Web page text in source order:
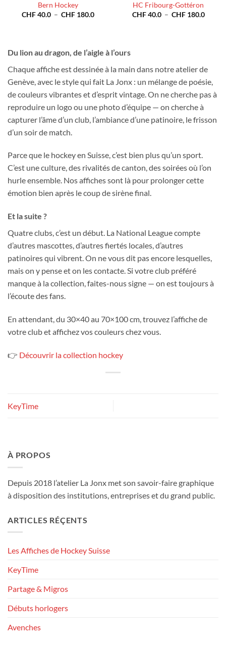
Bern Hockey
CHF40.0 – CHF180.0Plage
HC Fribourg-Gottéron
CHF40.0 – CHF180.0Plage
Du lion au dragon, de l’aigle à l’ours
Chaque affiche est dessinée à la main dans notre atelier de
Genève, avec le style qui fait La Jonx : un mélange de poésie,
de couleurs vibrantes et d’esprit vintage. On ne cherche pas à
reproduire un logo ou une photo d’équipe — on cherche à
capturer l’âme d’un club, l’ambiance d’une patinoire, le frisson
d’un soir de match.
Parce que le hockey en Suisse, c’est bien plus qu’un sport.
C’est une culture, des rivalités de canton, des soirées où l’on
hurle ensemble. Nos affiches sont là pour prolonger cette
émotion bien après le coup de sirène final.
Et la suite ?
Quatre clubs, c’est un début. La National League compte
d’autres mascottes, d’autres fiertés locales, d’autres
patinoires qui vibrent. On ne vous dit pas encore lesquelles,
mais on y pense et on les contacte. Si votre club préféré
manque à la collection, faites-nous signe — on est toujours à
l’écoute des fans.
En attendant, du 30×40 au 70×100 cm, trouvez l’affiche de
votre club et affichez vos couleurs chez vous.
👉 Découvrir la collection hockey
KeyTime
À PROPOS
Depuis 2018 l’atelier La Jonx met son savoir-faire graphique
à disposition des institutions, entreprises et du grand public.
ARTICLES RÉÇENTS
Les Affiches de Hockey Suisse
KeyTime
Partage & Migros
Débuts horlogers
Avenches